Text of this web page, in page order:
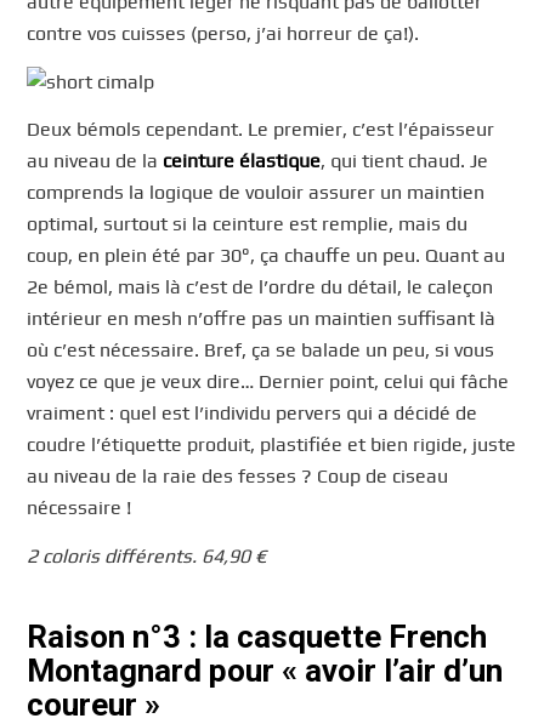
contre vos cuisses (perso, j’ai horreur de ça!).
Deux bémols cependant. Le premier, c’est l’épaisseur
au niveau de la ceinture élastique, qui tient chaud. Je
comprends la logique de vouloir assurer un maintien
optimal, surtout si la ceinture est remplie, mais du
coup, en plein été par 30°, ça chauffe un peu. Quant au
2e bémol, mais là c’est de l’ordre du détail, le caleçon
intérieur en mesh n’offre pas un maintien suffisant là
où c’est nécessaire. Bref, ça se balade un peu, si vous
voyez ce que je veux dire… Dernier point, celui qui fâche
vraiment : quel est l’individu pervers qui a décidé de
coudre l’étiquette produit, plastifiée et bien rigide, juste
au niveau de la raie des fesses ? Coup de ciseau
nécessaire !
2 coloris différents. 64,90 €
Raison n°3 : la casquette French
Montagnard pour « avoir l’air d’un
coureur »